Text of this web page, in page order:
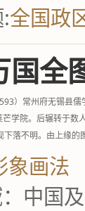
全国政
国全
）常州府无锡县
芒学院。后辗转于
下落不明。由上缘
象画法
中国